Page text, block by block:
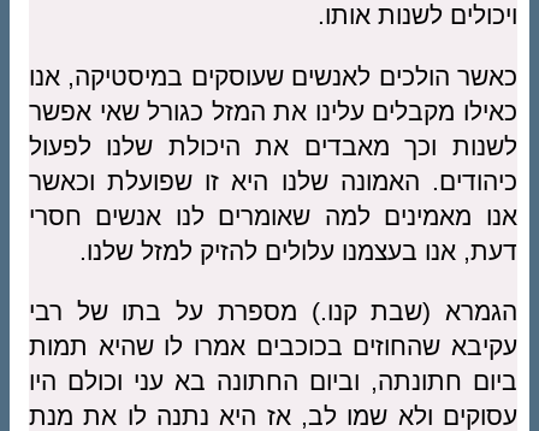
ויכולים לשנות אותו.
כאשר הולכים לאנשים שעוסקים במיסטיקה, אנו
כאילו מקבלים עלינו את המזל כגורל שאי אפשר
לשנות וכך מאבדים את היכולת שלנו לפעול
כיהודים. האמונה שלנו היא זו שפועלת וכאשר
אנו מאמינים למה שאומרים לנו אנשים חסרי
דעת, אנו בעצמנו עלולים להזיק למזל שלנו.
הגמרא (שבת קנו.) מספרת על בתו של רבי
עקיבא שהחוזים בכוכבים אמרו לו שהיא תמות
ביום חתונתה, וביום החתונה בא עני וכולם היו
עסוקים ולא שמו לב, אז היא נתנה לו את מנת